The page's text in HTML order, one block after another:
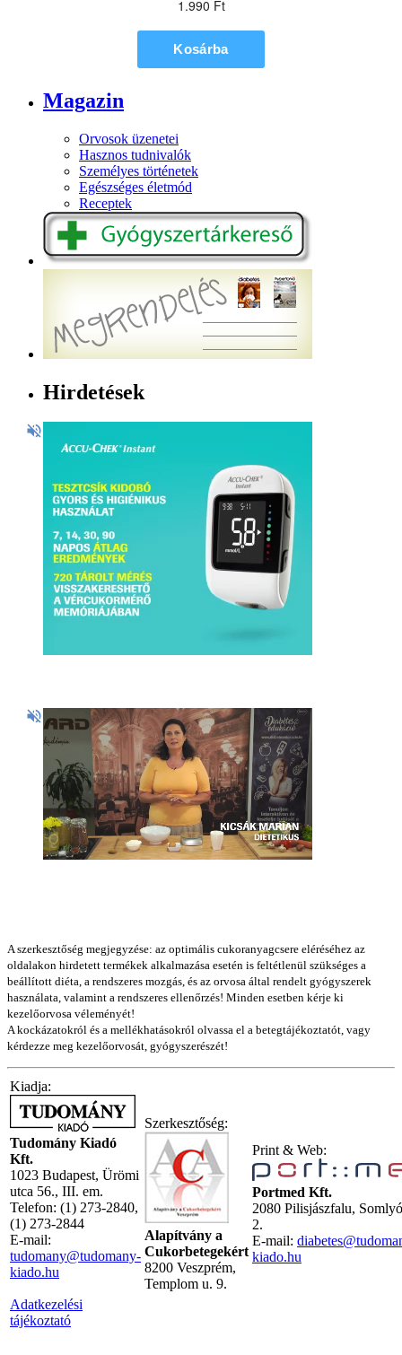
Magazin
Orvosok üzenetei
Hasznos tudnivalók
Személyes történetek
Egészséges életmód
Receptek
Hirdetések
A szerkesztőség megjegyzése: az optimális cukoranyagcsere eléréséhez az
oldalakon hirdetett termékek alkalmazása esetén is feltétlenül szükséges a
beállított diéta, a rendszeres mozgás, és az orvosa által rendelt gyógyszerek
használata, valamint a rendszeres ellenőrzés! Minden esetben kérje ki
kezelőorvosa véleményét!
A kockázatokról és a mellékhatásokról olvassa el a betegtájékoztatót, vagy
kérdezze meg kezelőorvosát, gyógyszerészét!
Kiadja:
Tudomány Kiadó
Kft.
1023 Budapest, Ürömi
utca 56., III. em.
Telefon: (1) 273-2840,
(1) 273-2844
E-mail:
tudomany@tudomany-
kiado.hu
Adatkezelési
tájékoztató
Szerkesztőség:
Alapítvány a
Cukorbetegekért
8200 Veszprém,
Templom u. 9.
Print & Web:
Portmed Kft.
2080 Pilisjászfalu,
2.
E-mail:
kiado.hu